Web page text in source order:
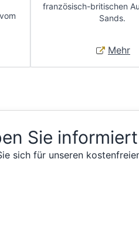
französisch-britischen
Sands.
Mehr
Sie
sich für unseren